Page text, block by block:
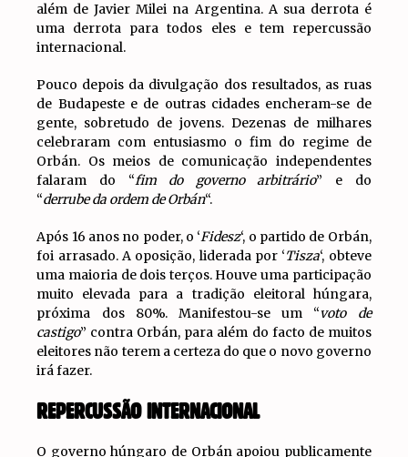
além de Javier Milei na Argentina. A sua derrota é
uma derrota para todos eles e tem repercussão
internacional.
Pouco depois da divulgação dos resultados, as ruas
de Budapeste e de outras cidades encheram-se de
gente, sobretudo de jovens. Dezenas de milhares
celebraram com entusiasmo o fim do regime de
Orbán. Os meios de comunicação independentes
falaram do “fim do governo arbitrário” e do
“derrube da ordem de Orbán“.
Após 16 anos no poder, o ‘Fidesz‘, o partido de Orbán,
foi arrasado. A oposição, liderada por ‘Tisza‘, obteve
uma maioria de dois terços. Houve uma participação
muito elevada para a tradição eleitoral húngara,
próxima dos 80%. Manifestou-se um “voto de
castigo” contra Orbán, para além do facto de muitos
eleitores não terem a certeza do que o novo governo
irá fazer.
REPERCUSSÃO INTERNACIONAL
O governo húngaro de Orbán apoiou publicamente